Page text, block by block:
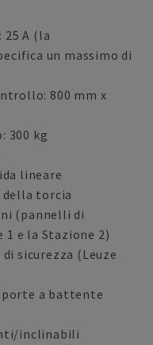
A (la
un massimo di
800 mm x
300 kg
lineare
della torcia
(pannelli di
1 e la Stazione 2)
sicurezza (Leuze
porte a battente
inclinabili